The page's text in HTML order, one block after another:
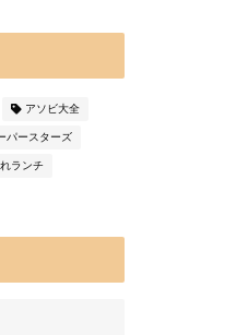
アソビ大全
パースターズ
ランチ